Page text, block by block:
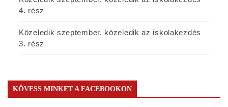
4. rész
Közeledik szeptember, közeledik az iskolakezdés
3. rész
KÖVESS MINKET A FACEBOOKON